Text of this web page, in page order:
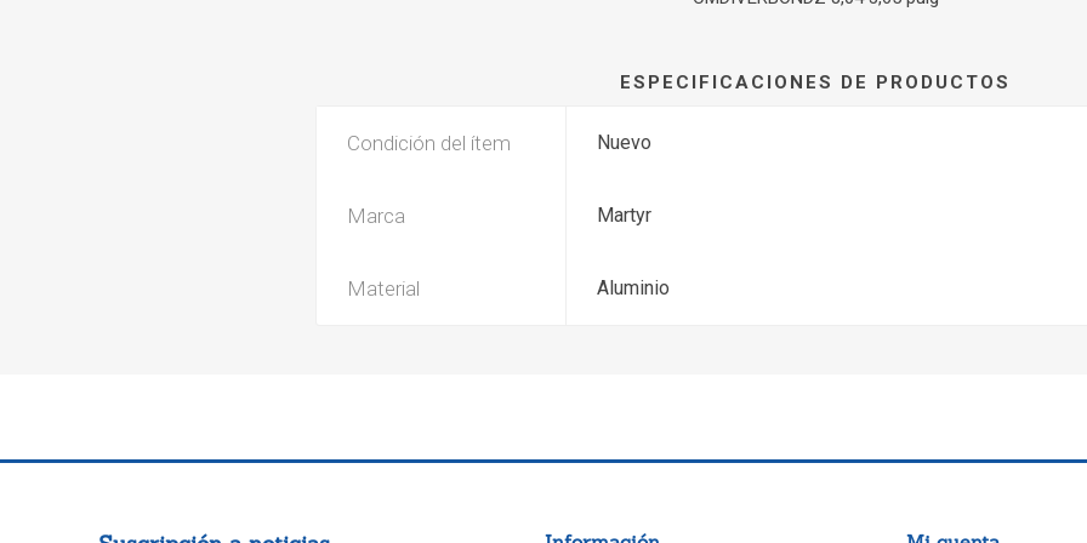
ESPECIFICACIONES DE PRODUCTOS
Condición del ítem Nuevo
Marca Martyr
Material Aluminio